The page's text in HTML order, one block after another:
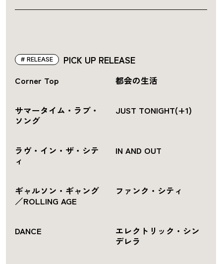
PICK UP RELEASE
RELEASE
Corner Top 都会の生活
サマータイム・ラブ・
ソング
JUST TONIGHT(+1)
ラヴ・イン・ザ・シテ
ィ
IN AND OUT
ギャルソン・ギャング
／ROLLING AGE
ファンク・シティ
DANCE
エレクトリック・シン
デレラ